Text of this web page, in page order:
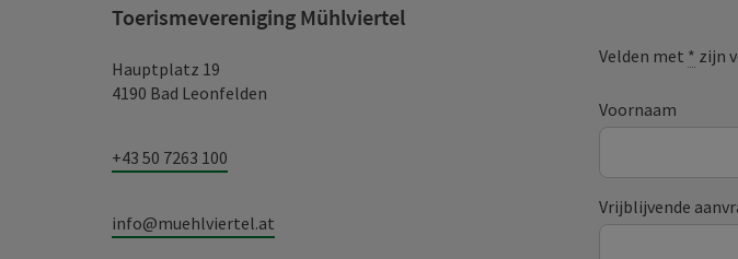
Toerismevereniging Mühlviertel
Hauptplatz 19
4190 Bad Leonfelden
+43 50 7263 100
info@muehlviertel.at
Velden met * zijn
Voornaam
Vrijblijvende